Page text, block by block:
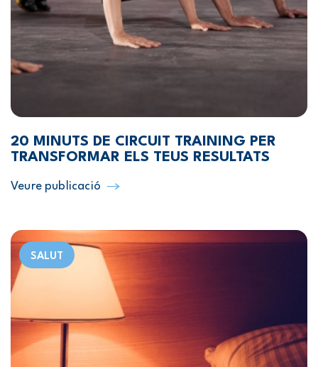
20 MINUTS DE CIRCUIT TRAINING PER
TRANSFORMAR ELS TEUS RESULTATS
Veure publicació
SALUT